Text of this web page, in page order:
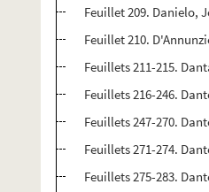
Feuillet 209. Danielo,
Feuillet 210.
Feuillets 211-215.
Feuillets 216-246.
Feuillets 247-270.
Feuillets 271-274.
Feuillets 275-283.